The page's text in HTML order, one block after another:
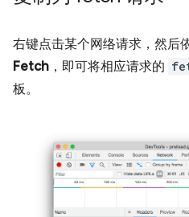
右键点击某个网络请求，然后
Fetch ，即可将相应请求的
板。